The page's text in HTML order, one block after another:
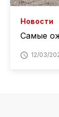
Новости
Самые
12/03/